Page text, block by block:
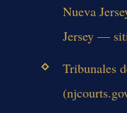
Nueva
Jersey —
Tribunales